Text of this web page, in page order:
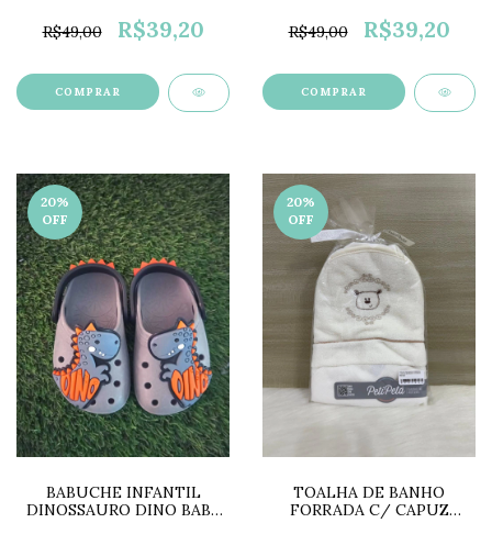
LC0653
R$49,00 R$39,20
COMPRAR
LC0652
R$49,00 R$39,20
COMPRAR
20%
OFF
BABUCHE INFANTIL
DINOSSAURO DINO BABY
20%
OFF
TOALHA DE BANHO
FORRADA C/ CAPUZ